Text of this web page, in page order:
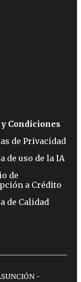
Condiciones
de Privacidad
de uso de la IA
de
a Crédito
de Calidad
-